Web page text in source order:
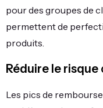
pour des groupes de
permettent de
produits.
Réduire le
Les pics de